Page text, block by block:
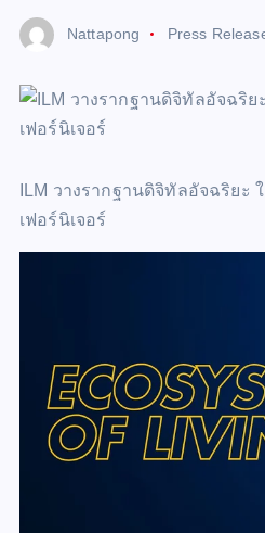
Nattapong Press
ILM วางรากฐานดิจิทัลอัจฉริยะ
เฟอร์นิเจอร์